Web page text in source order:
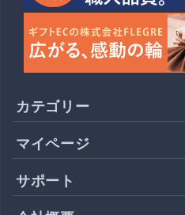
カテゴリー
マイページ
サポート